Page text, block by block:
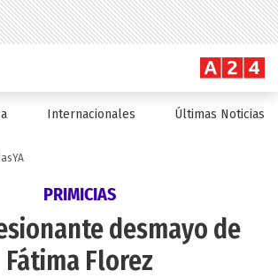
Internacionales Últimas Noticias
PRIMICIAS
desmayo de
Fátima Florez